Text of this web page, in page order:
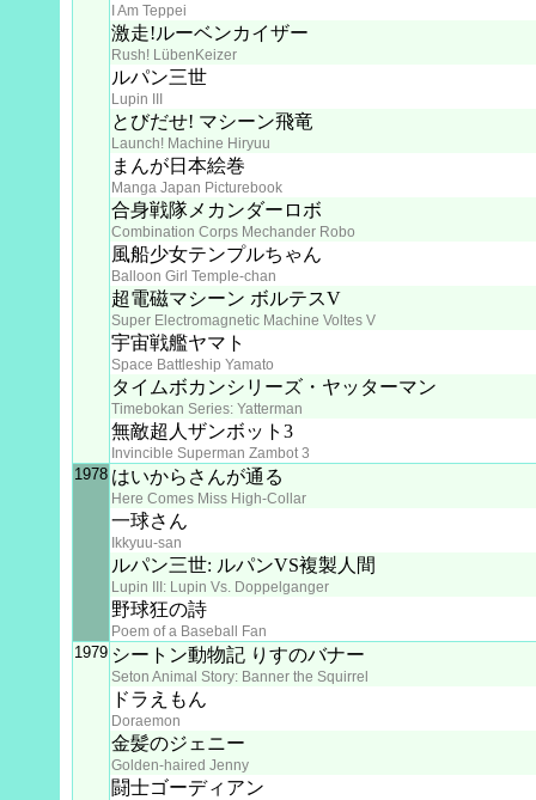
I Am Teppei
激走!ルーベンカイザー
Rush! LübenKeizer
ルパン三世
Lupin III
とびだせ! マシーン飛竜
Launch! Machine Hiryuu
まんが日本絵巻
Manga Japan Picturebook
合身戦隊メカンダーロボ
Combination Corps Mechander Robo
風船少女テンプルちゃん
Balloon Girl Temple-chan
超電磁マシーン ボルテスV
Super Electromagnetic Machine Voltes V
宇宙戦艦ヤマト
Space Battleship Yamato
タイムボカンシリーズ・ヤッターマン
Timebokan Series: Yatterman
無敵超人ザンボット3
Invincible Superman Zambot 3
1978 はいからさんが通る
Here Comes Miss High-Collar
一球さん
Ikkyuu-san
ルパン三世: ルパンVS複製人間
Lupin III: Lupin Vs. Doppelganger
野球狂の詩
Poem of a Baseball Fan
1979 シートン動物記 りすのバナー
Seton Animal Story: Banner the Squirrel
ドラえもん
Doraemon
金髪のジェニー
Golden-haired Jenny
闘士ゴーディアン